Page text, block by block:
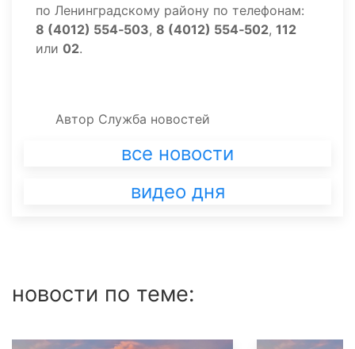
по Ленинградскому району по телефонам:
8 (4012) 554‑503, 8 (4012) 554‑502, 112
или 02.
Автор Служба новостей
все новости
видео дня
новости по теме: